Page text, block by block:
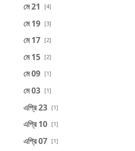
মে 21 [4]
মে 19 [3]
মে 17 [2]
মে 15 [2]
মে 09 [1]
মে 03 [1]
এপ্রি 23 [1]
এপ্রি 10 [1]
এপ্রি 07 [1]